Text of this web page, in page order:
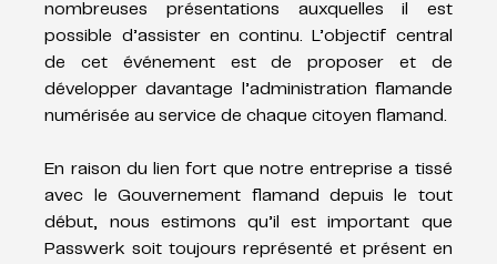
nombreuses présentations auxquelles il est
possible d’assister en continu. L’objectif central
de cet événement est de proposer et de
développer davantage l’administration flamande
numérisée au service de chaque citoyen flamand.
En raison du lien fort que notre entreprise a tissé
avec le Gouvernement flamand depuis le tout
début, nous estimons qu’il est important que
Passwerk soit toujours représenté et présent en